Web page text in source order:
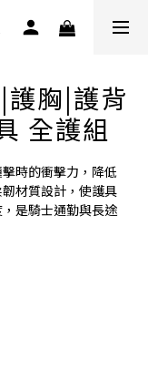
護胸|護背
全護組
時的衝擊力，降低
材質設計，使護具
是騎士通勤與長途